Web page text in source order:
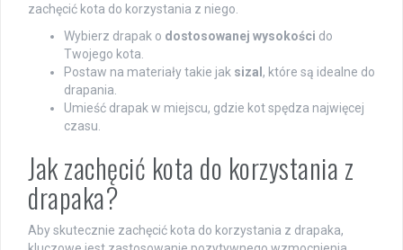
zachęcić kota do korzystania z niego.
Wybierz drapak o dostosowanej wysokości do
Twojego kota.
Postaw na materiały takie jak sizal , które są idealne do
drapania.
Umieść drapak w miejscu, gdzie kot spędza najwięcej
czasu.
Jak zachęcić kota do korzystania z
drapaka?
Aby skutecznie zachęcić kota do korzystania z drapaka,